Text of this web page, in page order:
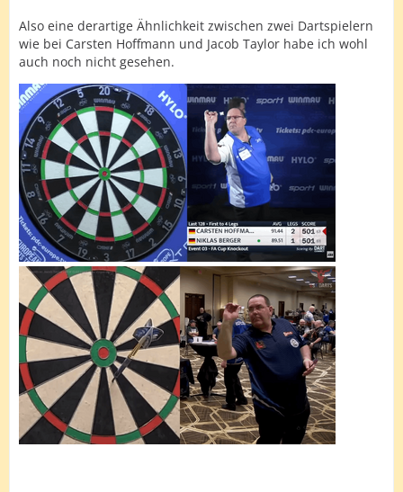
Also eine derartige Ähnlichkeit zwischen zwei Dartspielern
wie bei Carsten Hoffmann und Jacob Taylor habe ich wohl
auch noch nicht gesehen.